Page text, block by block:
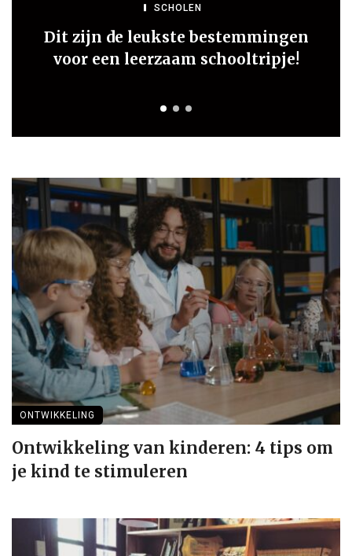
SCHOLEN
Dit zijn de leukste bestemmingen
voor een leerzaam schooltripje!
ONTWIKKELING
Ontwikkeling van kinderen: 4 tips om
je kind te stimuleren